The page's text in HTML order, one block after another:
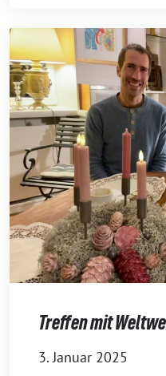
Treffen mit
3. Januar 2025